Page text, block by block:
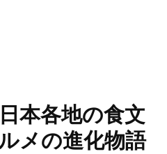
本各地の食文
メの進化物語